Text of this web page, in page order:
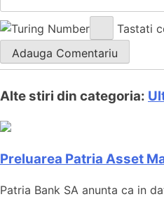
Tastati
Alte stiri din categoria:
Preluarea Patria Asset
Patria Bank SA anunta ca in